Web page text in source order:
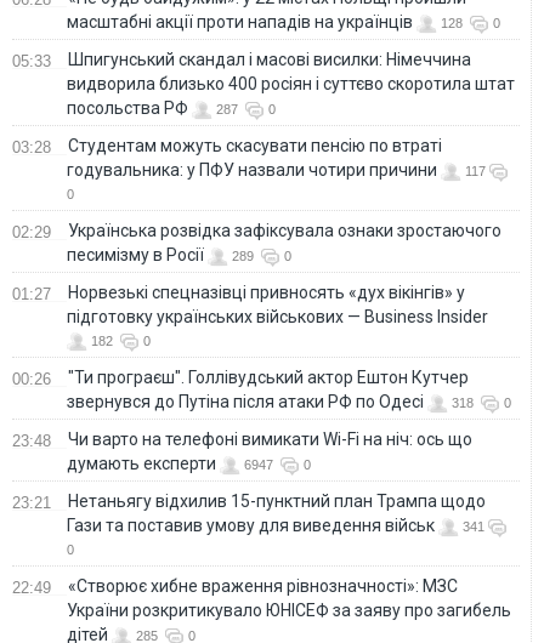
масштабні акції проти нападів на українців
128 0
05:33
Шпигунський скандал і масові висилки: Німеччина
видворила близько 400 росіян і суттєво скоротила штат
посольства РФ
287 0
03:28
Студентам можуть скасувати пенсію по втраті
годувальника: у ПФУ назвали чотири причини
117
0
02:29
Українська розвідка зафіксувала ознаки зростаючого
песимізму в Росії
289 0
01:27
Норвезькі спецназівці привносять «дух вікінгів» у
підготовку українських військових — Business Insider
182 0
00:26
"Ти програєш". Голлівудський актор Ештон Кутчер
звернувся до Путіна після атаки РФ по Одесі
318 0
23:48
Чи варто на телефонi вимикати Wi-Fi на ніч: ось що
думають експерти
6947 0
23:21
Нетаньягу відхилив 15-пунктний план Трампа щодо
Гази та поставив умову для виведення військ
341
0
22:49
«Створює хибне враження рівнозначності»: МЗС
України розкритикувало ЮНІСЕФ за заяву про загибель
дітей
285 0